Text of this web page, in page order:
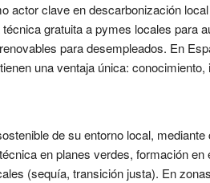
actor clave en descarbonización
gratuita a pymes locales para
para desempleados. En
una ventaja única:
de su entorno local,
en planes verdes, formación
(sequía, transición justa). En